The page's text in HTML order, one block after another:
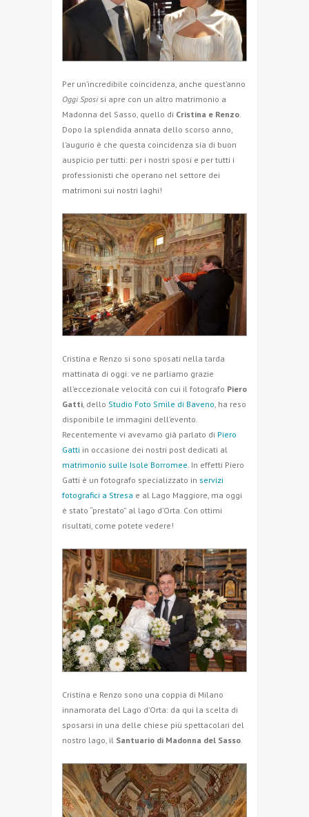
Per un’incredibile coincidenza, anche quest’anno
Oggi Sposisi apre con un altro matrimonio a
Madonna del Sasso, quello di Cristina e Renzo
Dopo la splendida annata dello scorso anno,
l’augurio è che questa coincidenza sia di buon
auspicio per tutti: per i nostri sposi e per tutti i
professionisti che operano nel settore dei
matrimoni sui nostri laghi!
Cristina e Renzo si sono sposati nella tarda
mattinata di oggi: ve ne parliamo grazie
all’eccezionale velocità con cui il fotografo Piero
Gatti, dello Studio Foto Smile di Baveno, ha reso
disponibile le immagini dell’evento.
Recentemente vi avevamo già parlato di Piero
Gatti in occasione dei nostri post dedicati al
matrimonio sulle Isole Borromee. In effetti Piero
Gatti è un fotografo specializzato in servizi
fotografici a Stresa e al Lago Maggiore, ma oggi
è stato “prestato” al lago d’Orta. Con ottimi
risultati, come potete vedere!
Cristina e Renzo sono una coppia di Milano
innamorata del Lago d’Orta: da qui la scelta di
sposarsi in una delle chiese più spettacolari del
nostro lago, il Santuario di Madonna del Sasso